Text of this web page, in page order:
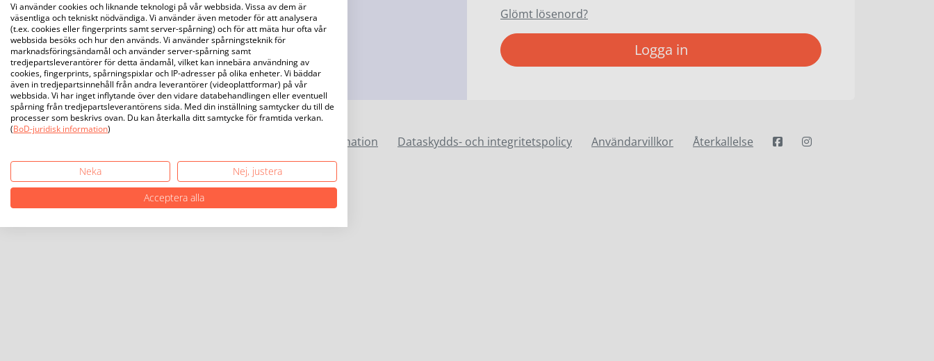
Glömt lösenord?
Logga in
Juridisk information Dataskydds- och integritetspolicy Användarvillkor Återkallelse
Vi använder cookies och liknande teknologi på vår webbsida. Vissa av dem är
väsentliga och tekniskt nödvändiga. Vi använder även metoder för att analysera
(t.ex. cookies eller fingerprints samt server-spårning) och för att mäta hur ofta vår
webbsida besöks och hur den används. Vi använder spårningsteknik för
marknadsföringsändamål och använder server-spårning samt
tredjepartsleverantörer för detta ändamål, vilket kan innebära användning av
cookies, fingerprints, spårningspixlar och IP-adresser på olika enheter. Vi bäddar
även in tredjepartsinnehåll från andra leverantörer (videoplattformar) på vår
webbsida. Vi har inget inflytande över den vidare databehandlingen eller eventuell
spårning från tredjepartsleverantörens sida. Med din inställning samtycker du till de
processer som beskrivs ovan. Du kan återkalla ditt samtycke för framtida verkan.
(BoD-juridisk information)
Neka
Nej, justera
Acceptera alla